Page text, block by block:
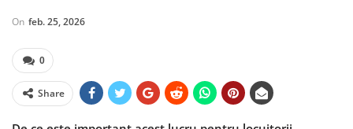
On feb. 25, 2026
0
Share